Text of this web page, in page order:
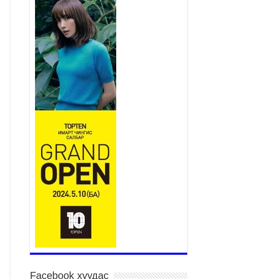
2026 оны 7 сар 21 / 11 цаг 42 минут
Б.Пүрэвдагва: “Туул-1”
коллекторыг ашиглалтад
оруулж байж бид гэр
хорооллыг барилгажуулна
2026 оны 7 сар 21 / 10 цаг 15 минут
НИЙСЛЭЛ, АЙМГИЙН
УДИРДЛАГУУДЫН АЖЛЫГ
ХҮНД СУРТЛЫГ БУУРУУЛЖ,
ИРГЭД, АЖ АХУЙН НЭГЖИЙН
АЧААГ ХЭРХЭН ХӨНГӨЛСНӨӨР ДҮГНЭНЭ
2026 оны 7 сар 21 / 10 цаг 09 минут
Байнгын хорооны дарга М.Мандхай Цөлжилттэй
тэмцэх тухай НҮБ-ын конвенцын талуудын 17
дугаар бага хурал (СОР17)-ын бэлтгэл ажлын
явцтай танилцлаа
2026 оны 7 сар 21 / 10 цаг 03 минут
Б.Пүрэвдагва: Бүтээн байгуулалтын аливаа
уялдаа холбоогүйгээс саатах ёсгүй
2026 оны 7 сар 20 / 17 цаг 21 минут
“Сэлбэ 20 минутын хот” төслийн анхны 12
давхар барилгын үндсэн карказ, цутгалтын ажил
дууслаа
Facebook хуудас